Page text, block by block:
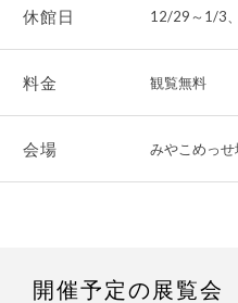
休館日 12/29～1/3
料金 観覧無料
会場 みやこめっせ
開催予定の展覧会